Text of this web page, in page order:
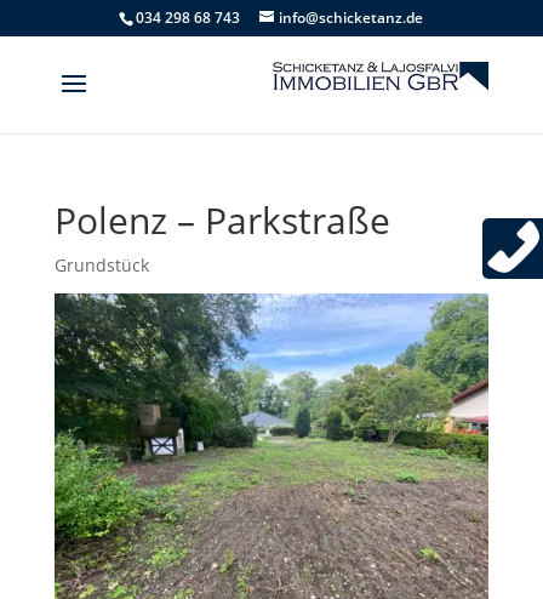
034 298 68 743 info@schicketanz.de
Polenz – Parkstraße
Grundstück